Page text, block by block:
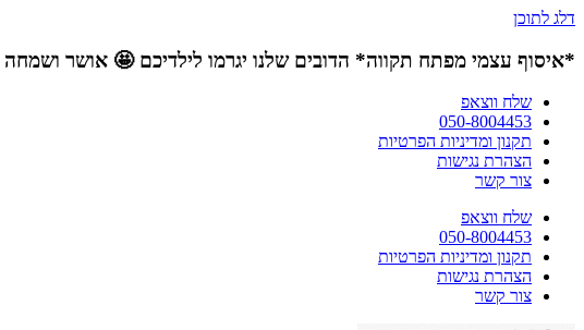
דלג לתוכן
*איסוף עצמי מפתח תקווה* הדובים שלנו יגרמו לילדיכם 🤩 אושר ושמחה
שלח ווצאפ
050-8004453
תקנון ומדיניות הפרטיות
הצהרת נגישות
צור קשר
שלח ווצאפ
050-8004453
תקנון ומדיניות הפרטיות
הצהרת נגישות
צור קשר